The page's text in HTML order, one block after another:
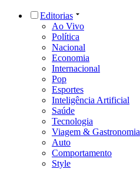
Editorias
Ao Vivo
Política
Nacional
Economia
Internacional
Pop
Esportes
Inteligência Artificial
Saúde
Tecnologia
Viagem & Gastronomia
Auto
Comportamento
Style